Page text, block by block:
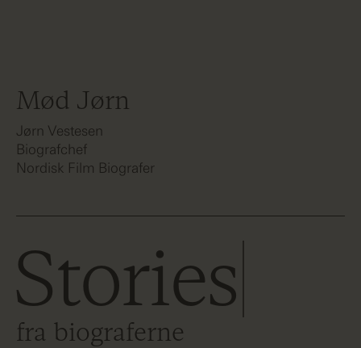
Mød Jørn
Jørn Vestesen
Biografchef
Nordisk Film Biografer
Stories
fra biograferne